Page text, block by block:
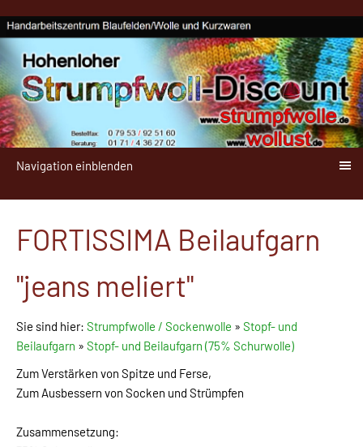
Navigation einblenden
FORTISSIMA Beilaufgarn
"jeans meliert"
Sie sind hier: Strumpfwolle / Sockenwolle » Stopf- und
Beilaufgarn » Stopf- und Beilaufgarn (75% Schurwolle)
Zum Verstärken von Spitze und Ferse,
Zum Ausbessern von Socken und Strümpfen
Zusammensetzung: